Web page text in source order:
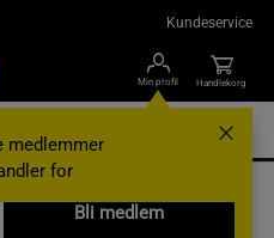
Kundeservice
Min profil
medlemmer
for
Bli medlem
Handlekorg
shakers /
Neon Blue